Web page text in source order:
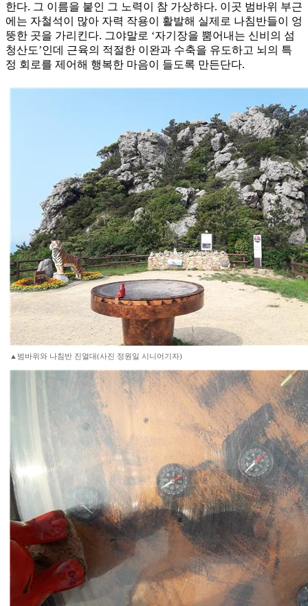
한다. 그 이름을 붙인 그 노력이 참 가상하다. 이곳 범바위 부근
에는 자철석이 많아 자력 작용이 활발해 실제로 나침반들이 엉
뚱한 곳을 가리킨다. 그야말로 ‘자기장을 뿜어내는 신비의 섬
청산도’인데 근육의 적절한 이완과 수축을 유도하고 뇌의 특
정 회로를 제어해 행복한 마음이 들도록 만든단다.
▲범바위와 나침반 진열대(사진 정원일 시니어기자)